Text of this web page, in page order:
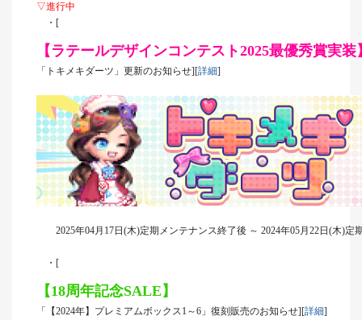
▽進行中
・[
【ラテールデザインコンテスト2025最優秀賞実装
「トキメキダーツ」更新のお知らせ][詳細]
2025年04月17日(木)定期メンテナンス終了後 ～ 2024年05月22日(木)定
・[
【18周年記念SALE】
「【2024年】プレミアムボックス1～6」復刻販売のお知らせ][詳細]